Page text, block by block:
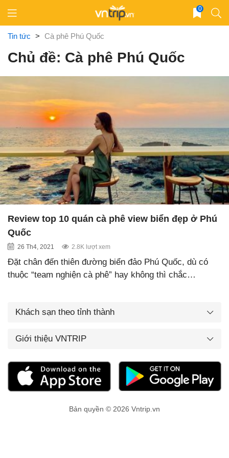
content
0
Tin tức > Cà phê Phú Quốc
Chủ đề: Cà phê Phú Quốc
Review top 10 quán cà phê view biển đẹp ở Phú
Quốc
26 Th4, 2021 2.8K lượt xem
Đặt chân đến thiên đường biển đảo Phú Quốc, dù có
thuộc “team nghiện cà phê” hay không thì chắc…
Khách sạn theo tỉnh thành
Giới thiệu VNTRIP
Bản quyền © 2026 Vntrip.vn